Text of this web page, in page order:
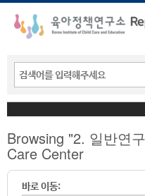
Browsing "2. 일반연
Care Center
바로 이동: